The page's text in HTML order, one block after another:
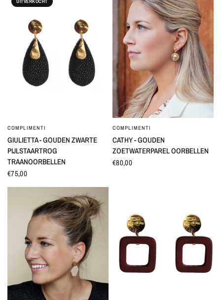
SNEL BEKIJKEN
COMPLIMENTI
GIULIETTA - GOUDEN ZWARTE
PIJLSTAARTROG
TRAANOORBELLEN
€75,00
SNEL BEKIJKEN
COMPLIMENTI
CATHY - GOUDEN
ZOETWATERPAREL OORBELLEN
€80,00